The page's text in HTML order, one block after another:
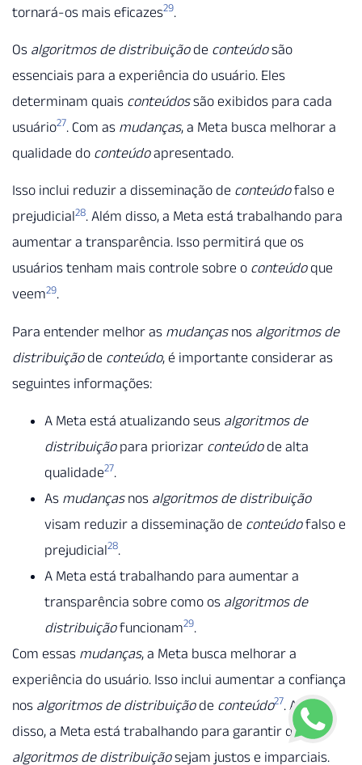
tornará-os mais eficazes29.
Os algoritmos de distribuiçãode conteúdosão
essenciais para a experiência do usuário. Eles
determinam quais conteúdossão exibidos para cada
usuário27. Com as mudanças, a Meta busca melhorar a
qualidade do conteúdoapresentado.
Isso inclui reduzir a disseminação de conteúdofalso e
prejudicial28. Além disso, a Meta está trabalhando para
aumentar a transparência. Isso permitirá que os
usuários tenham mais controle sobre o conteúdoque
veem29.
Para entender melhor as mudançasnos algoritmos de
distribuiçãode conteúdo, é importante considerar as
seguintes informações:
A Meta está atualizando seus algoritmos de
distribuiçãopara priorizar conteúdode alta
qualidade27.
As mudançasnos algoritmos de distribuição
visam reduzir a disseminação de conteúdofalso e
prejudicial28.
A Meta está trabalhando para aumentar a
transparência sobre como os algoritmos de
distribuiçãofuncionam29.
Com essas mudanças, a Meta busca melhorar a
experiência do usuário. Isso inclui aumentar a confiança
nos algoritmos de distribuiçãode conteúdo27. Além
disso, a Meta está trabalhando para garantir que os
algoritmos de distribuiçãosejam justos e imparciais.